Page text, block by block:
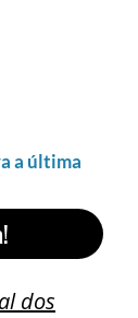
a última
dos